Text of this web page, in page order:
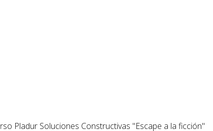
Pladur Soluciones Constructivas "Escape a la ficción"